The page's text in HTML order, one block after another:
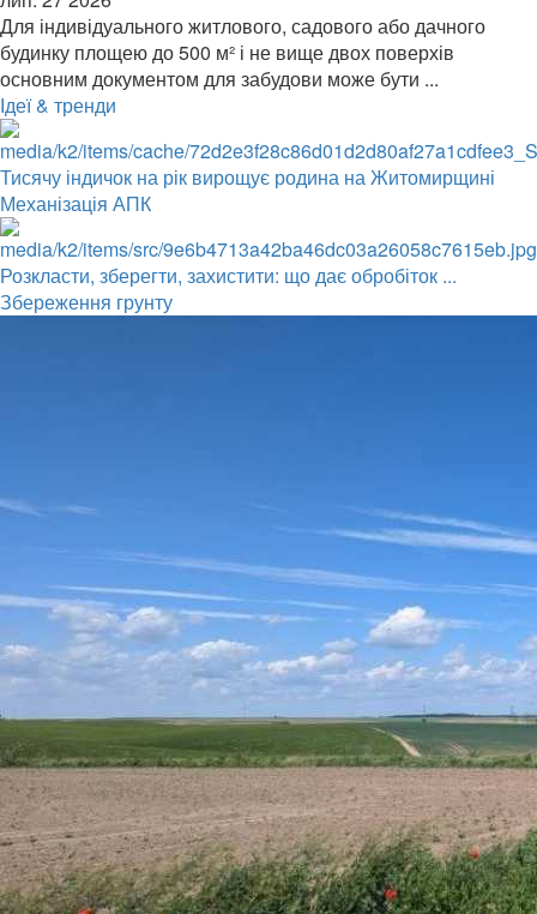
Для індивідуального житлового, садового або дачного
будинку площею до 500 м² і не вище двох поверхів
основним документом для забудови може бути ...
Ідеї & тренди
Тисячу індичок на рік вирощує родина на Житомирщині
Механізація АПК
Розкласти, зберегти, захистити: що дає обробіток ...
Збереження грунту